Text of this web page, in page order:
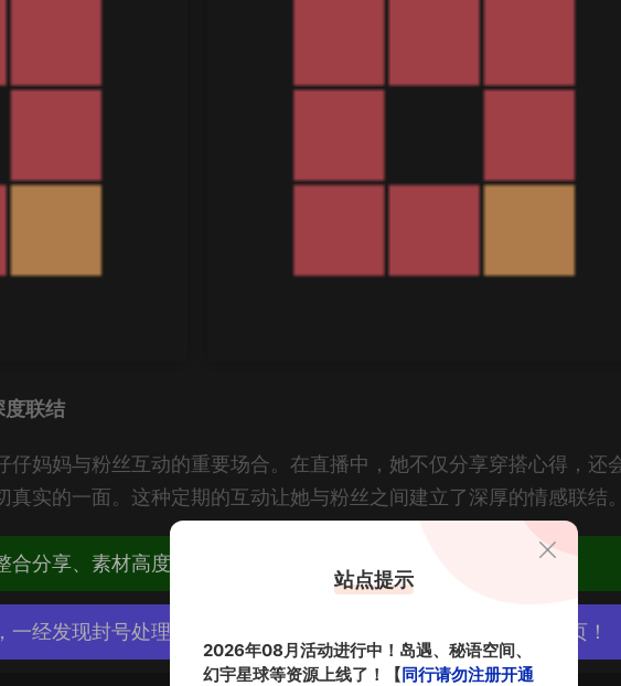
度联结
仔妈妈与粉丝互动的重要场合。在直播中，她不仅分享穿搭心得，还
真实的一面。这种定期的互动让她与粉丝之间建立了深厚的情感联结
合分享、素材高度去重复、逐一归档方便收藏！
一经发现封号处理，素材资源无露点、需求请绕道，关闭本站网页！
站点提示
2026年08月活动进行中！岛遇、秘语空间、
幻宇星球等资源上线了！【同行请勿注册开通